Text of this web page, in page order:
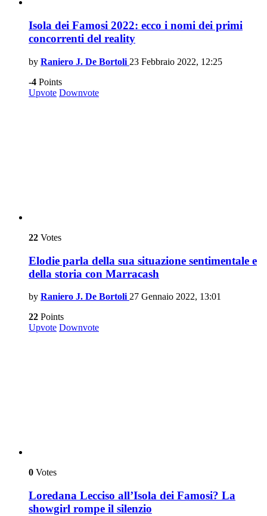
Isola dei Famosi 2022: ecco i nomi dei primi
concorrenti del reality
by Raniero J. De Bortoli 23 Febbraio 2022, 12:25
-4 Points
Upvote Downvote
22 Votes
Elodie parla della sua situazione sentimentale e
della storia con Marracash
by Raniero J. De Bortoli 27 Gennaio 2022, 13:01
22 Points
Upvote Downvote
0 Votes
Loredana Lecciso all’Isola dei Famosi? La
showgirl rompe il silenzio